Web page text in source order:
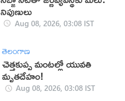
నిపుణులు
Aug 08, 2026, 03:08 IST
తెలంగాణ
చెత్తకుప్ప మంటల్లో యువతి
మృతదేహం!
Aug 08, 2026, 03:08 IST